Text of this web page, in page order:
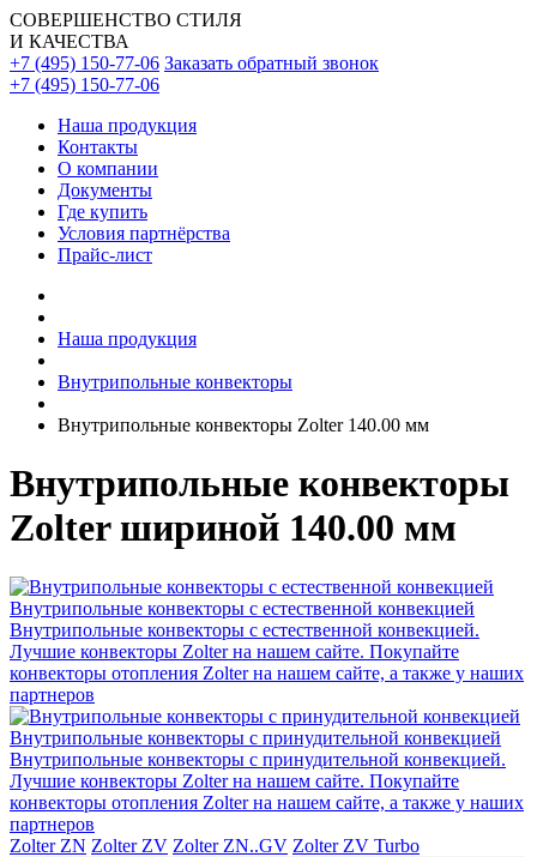
СОВЕРШЕНСТВО СТИЛЯ
И КАЧЕСТВА
+7 (495) 150-77-06 Заказать обратный звонок
+7 (495) 150-77-06
Наша продукция
Контакты
О компании
Документы
Где купить
Условия партнёрства
Прайс-лист
Наша продукция
Внутрипольные конвекторы
Внутрипольные конвекторы Zolter 140.00 мм
Внутрипольные конвекторы
Zolter шириной 140.00 мм
Внутрипольные конвекторы с естественной конвекцией
Внутрипольные конвекторы с естественной конвекцией.
Лучшие конвекторы Zolter на нашем сайте. Покупайте
конвекторы отопления Zolter на нашем сайте, а также у наших
партнеров
Внутрипольные конвекторы с принудительной конвекцией
Внутрипольные конвекторы с принудительной конвекцией.
Лучшие конвекторы Zolter на нашем сайте. Покупайте
конвекторы отопления Zolter на нашем сайте, а также у наших
партнеров
Zolter ZN Zolter ZV Zolter ZN..GV Zolter ZV Turbo